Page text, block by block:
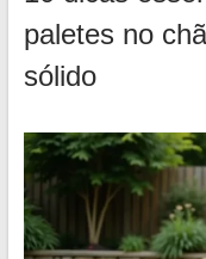
paletes no
sólido